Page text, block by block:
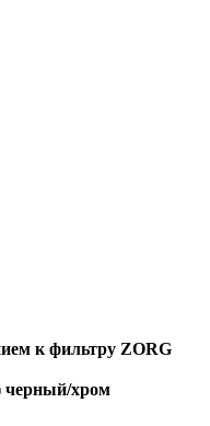
к фильтру ZORG
черный/хром